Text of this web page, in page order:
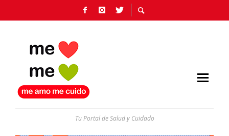
Tu Portal de Salud y Cuidado